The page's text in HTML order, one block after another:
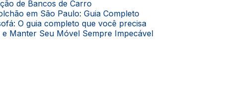
de Bancos de Carro
em São Paulo: Guia Completo
O guia completo que você precisa
e Manter Seu Móvel Sempre Impecável